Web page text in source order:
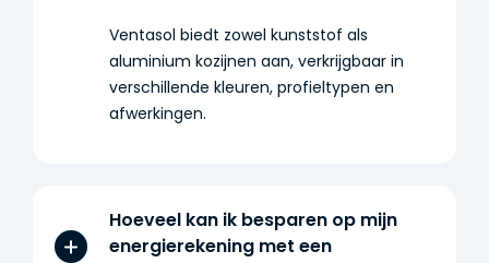
Ventasol biedt zowel kunststof als
aluminium kozijnen aan, verkrijgbaar in
verschillende kleuren, profieltypen en
afwerkingen.
Hoeveel kan ik besparen op mijn
energierekening met een